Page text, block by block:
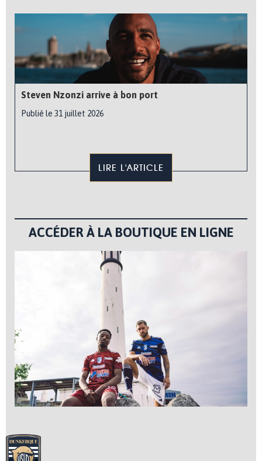
Steven Nzonzi arrive à bon port
Publié le 31 juillet 2026
LIRE L'ARTICLE
ACCÉDER À LA BOUTIQUE EN LIGNE